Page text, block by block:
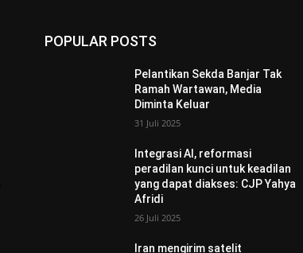
POPULAR POSTS
Pelantikan Sekda Banjar Tak
Ramah Wartawan, Media
Diminta Keluar
31 Juli 2025
Integrasi AI, reformasi
peradilan kunci untuk keadilan
yang dapat diakses: CJP Yahya
Afridi
26 Juli 2025
Iran mengirim satelit